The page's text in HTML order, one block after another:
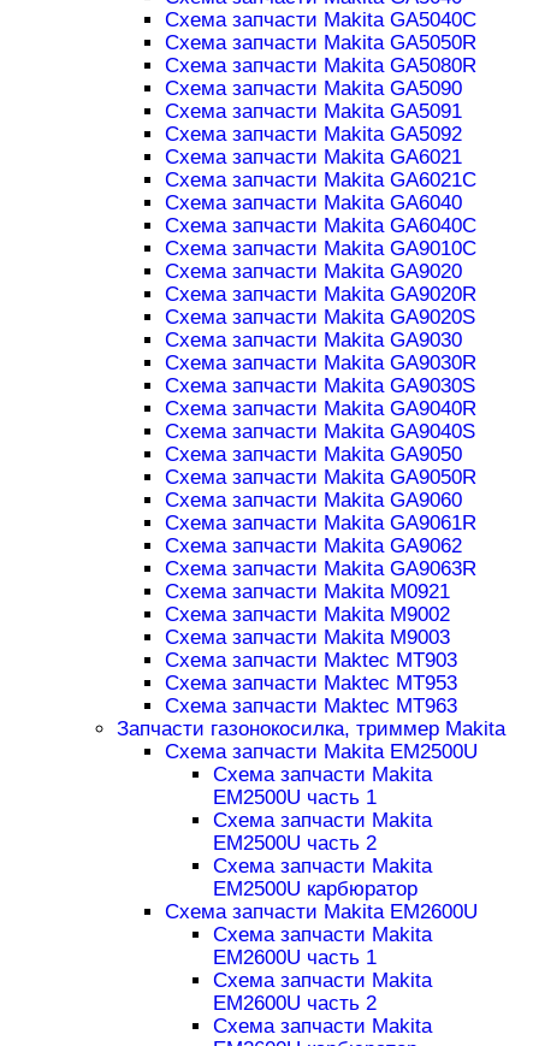
Схема запчасти Makita GA5040C
Схема запчасти Makita GA5050R
Схема запчасти Makita GA5080R
Схема запчасти Makita GA5090
Схема запчасти Makita GA5091
Схема запчасти Makita GA5092
Схема запчасти Makita GA6021
Схема запчасти Makita GA6021C
Схема запчасти Makita GA6040
Схема запчасти Makita GA6040C
Схема запчасти Makita GA9010C
Схема запчасти Makita GA9020
Схема запчасти Makita GA9020R
Схема запчасти Makita GA9020S
Схема запчасти Makita GA9030
Схема запчасти Makita GA9030R
Схема запчасти Makita GA9030S
Схема запчасти Makita GA9040R
Схема запчасти Makita GA9040S
Схема запчасти Makita GA9050
Схема запчасти Makita GA9050R
Схема запчасти Makita GA9060
Схема запчасти Makita GA9061R
Схема запчасти Makita GA9062
Схема запчасти Makita GA9063R
Схема запчасти Makita M0921
Схема запчасти Makita M9002
Схема запчасти Makita M9003
Схема запчасти Maktec MT903
Схема запчасти Maktec MT953
Схема запчасти Maktec MT963
Запчасти газонокосилка, триммер Makita
Схема запчасти Makita EM2500U
Схема запчасти Makita
EM2500U часть 1
Схема запчасти Makita
EM2500U часть 2
Схема запчасти Makita
EM2500U карбюратор
Схема запчасти Makita EM2600U
Схема запчасти Makita
EM2600U часть 1
Схема запчасти Makita
EM2600U часть 2
Схема запчасти Makita